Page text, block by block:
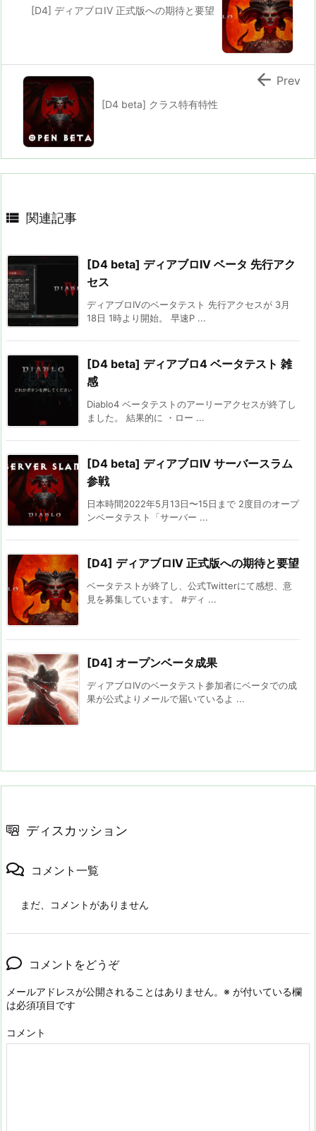
[D4] ディアブロIV 正式版への期待と要望
[D4 beta] クラス特有特性
 Prev
 関連記事
[D4 beta] ディアブロIV ベータ 先行アク
セス
ディアブロIVのベータテスト 先行アクセスが 3月
18日 1時より開始。 早速P ...
[D4 beta] ディアブロ4 ベータテスト 雑
感
Diablo4 ベータテストのアーリーアクセスが終了し
ました。 結果的に ・ロー ...
[D4 beta] ディアブロIV サーバースラム
参戦
日本時間2022年5月13日〜15日まで 2度目のオープ
ンベータテスト「サーバー ...
[D4] ディアブロIV 正式版への期待と要望
ベータテストが終了し、公式Twitterにて感想、意
見を募集しています。 #ディ ...
[D4] オープンベータ成果
ディアブロIVのベータテスト参加者にベータでの成
果が公式よりメールで届いているよ ...
ディスカッション
コメント一覧
まだ、コメントがありません
コメントをどうぞ
メールアドレスが公開されることはありません。 ※ が付いている欄
は必須項目です
コメント